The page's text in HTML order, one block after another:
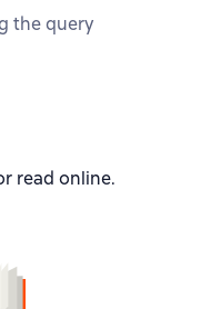
the query
read online.